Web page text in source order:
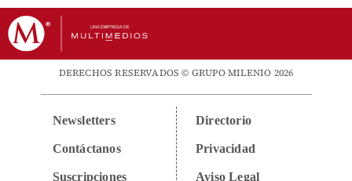
DERECHOS RESERVADOS © GRUPO MILENIO 2026
Newsletters
Contáctanos
Suscripciones
Directorio
Privacidad
Aviso Legal